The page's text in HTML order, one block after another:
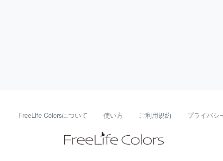
FreeLife Colorsについて 使い方 ご利用規約 プライバシ